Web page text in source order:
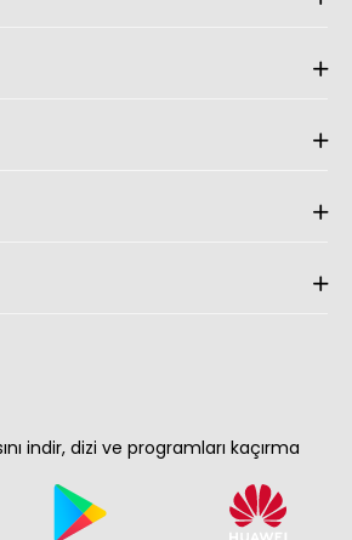
indir, dizi ve programları kaçırma